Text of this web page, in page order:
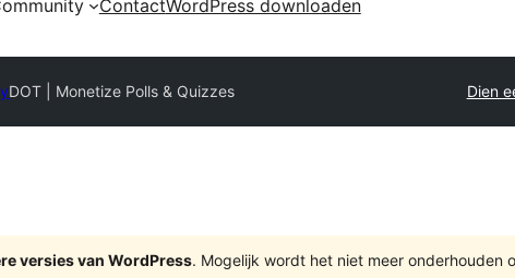
ContactWordPress downloaden
DOT | Monetize Polls & Quizzes Dien
versies van WordPress. Mogelijk wordt het niet meer onderhouden